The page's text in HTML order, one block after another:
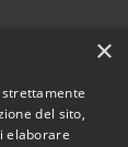
×
del sito,
elaborare